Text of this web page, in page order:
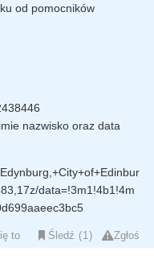
od pomocników
nazwisko oraz data
data=!3m1!4b1!4m
to Śledź 1 Zgłoś